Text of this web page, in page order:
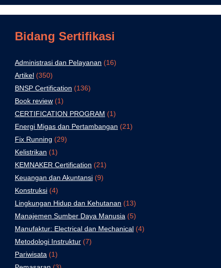
Bidang Sertifikasi
Administrasi dan Pelayanan (16)
Artikel (350)
BNSP Certification (136)
Book review (1)
CERTIFICATION PROGRAM (1)
Energi Migas dan Pertambangan (21)
Fix Running (29)
Kelistrikan (1)
KEMNAKER Certification (21)
Keuangan dan Akuntansi (9)
Konstruksi (4)
Lingkungan Hidup dan Kehutanan (13)
Manajemen Sumber Daya Manusia (5)
Manufaktur: Electrical dan Mechanical (4)
Metodologi Instruktur (7)
Pariwisata (1)